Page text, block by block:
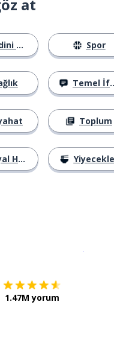
at
Hayat
Spor
Temel İfadeler
Toplum
1.47M yorum